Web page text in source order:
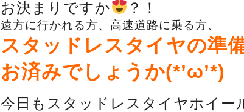
お決まりですか
？！
遠方に行かれる方、高速道路に乗る方、
スタッドレスタイヤの準
お済みでしょうか(*’ω’*)
今日もスタッドレスタイヤホイー